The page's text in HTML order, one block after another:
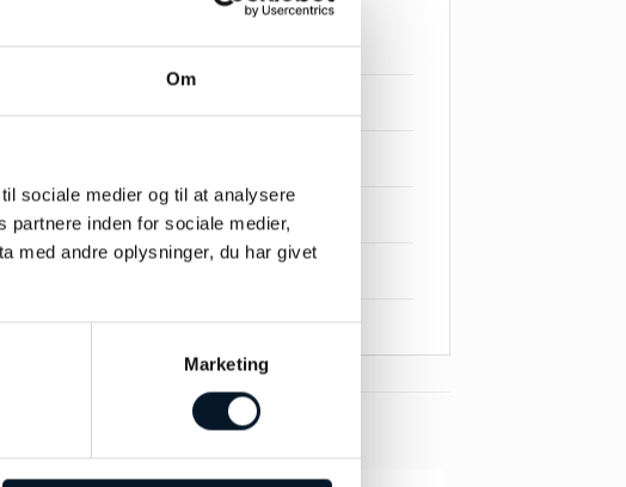
Om
sociale medier og til at analysere
inden for sociale medier,
med andre oplysninger, du har givet
Marketing